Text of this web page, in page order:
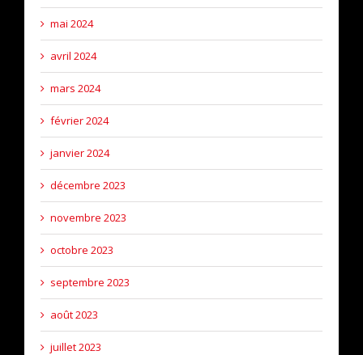
mai 2024
avril 2024
mars 2024
février 2024
janvier 2024
décembre 2023
novembre 2023
octobre 2023
septembre 2023
août 2023
juillet 2023